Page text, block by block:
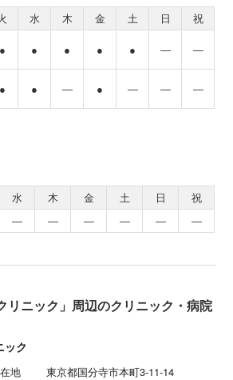
水 木 金 土 日
祝
● ● ● ● ● ― ―
● ● ― ● ― ― ―
水 木 金 土 日
祝
― ― ― ― ― ―
リニック」周辺のクリニック・病院
ック
地
東京都国分寺市本町3-11-14